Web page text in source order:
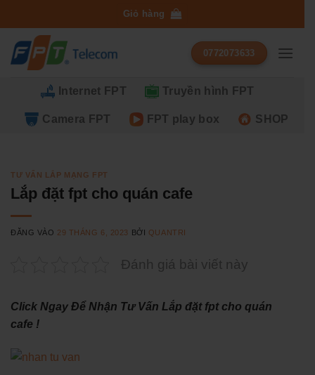
qua
dung
Giỏ hàng
0772073633
Internet FPT Truyền hình FPT
Camera FPT FPT play box SHOP
TƯ VẤN LẮP MẠNG FPT
Lắp đặt fpt cho quán cafe
ĐĂNG VÀO 29 THÁNG 6, 2023 BỞI QUANTRI
Đánh giá bài viết này
Click Ngay Để Nhận Tư Vấn Lắp đặt fpt cho quán
cafe !